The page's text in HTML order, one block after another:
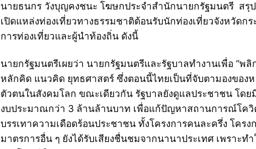
นายธนกร วังบุญคงชนะ โฆษกประจำสำนักนายกรัฐมนตรี สรุ
เปิดแหล่งท่องเที่ยวทางธรรมชาติต้อนรับนักท่องเที่ยวจังหวัดก
การท่องเที่ยวและผู้นำท้องถิ่น ดังนี้
นายกรัฐมนตรีเผยว่า นายกรัฐมนตรีและรัฐบาลทำงานเพื่อ “พลิ
หลักคิด แนวคิด ยุทธศาสตร์ ซึ่งตอนนี้ไทยเป็นที่จับตามองของ
ตัวตนในสังคมโลก ขณะเดียวกัน รัฐบาลยังดูแลประชาชน โดยมี
งบประมาณกว่า 3 ล้านล้านบาท เพื่อแก้ปัญหาสถานการณ์โควิ
บรรเทาความเดือดร้อนประชาชน ทั้งโครงการคนละครึ่ง โครง
มาตรการอื่น ๆ ยังได้รับเสียงชื่นชมจากนานาประเทศ เพราะท